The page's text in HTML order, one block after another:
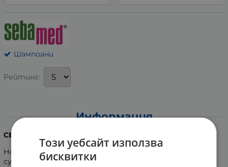
Шампоани
Рейтинг:
Информация
СЕБА МЕД ШАМПОАН ПРОТИВ ПЪРХОТ 200 мл.
Нова специална формула с меки активни почистващи
субстанции за нежно почистване на косата и скалпа.
Този уебсайт използва
бисквитки